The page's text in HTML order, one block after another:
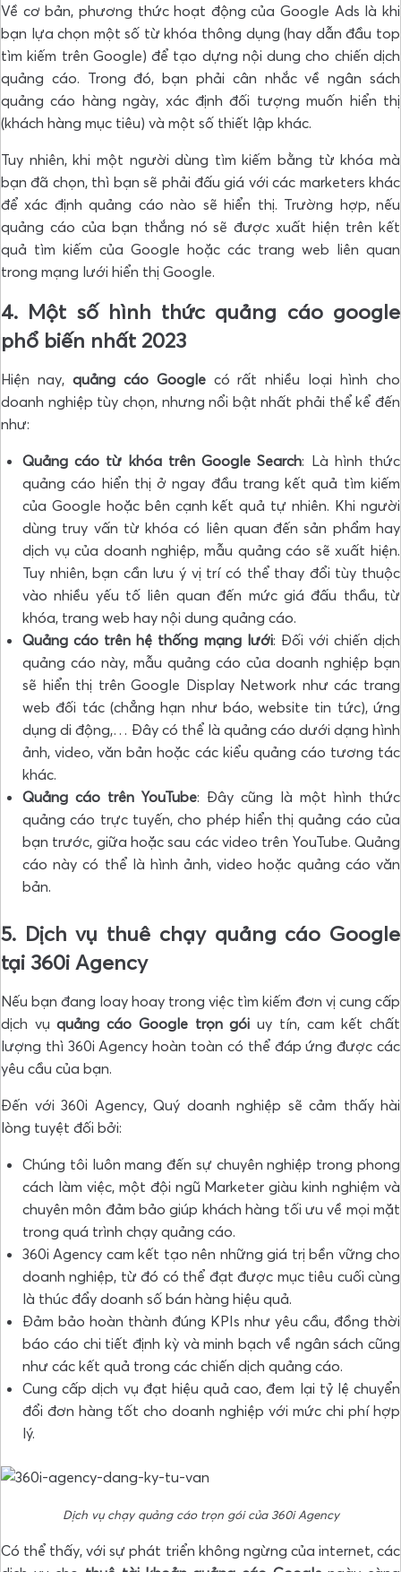
Về cơ bản, phương thức hoạt động của Google Ads là khi
bạn lựa chọn một số từ khóa thông dụng (hay dẫn đầu top
tìm kiếm trên Google) để tạo dựng nội dung cho chiến dịch
quảng cáo. Trong đó, bạn phải cân nhắc về ngân sách
quảng cáo hàng ngày, xác định đối tượng muốn hiển thị
(khách hàng mục tiêu) và một số thiết lập khác.
Tuy nhiên, khi một người dùng tìm kiếm bằng từ khóa mà
bạn đã chọn, thì bạn sẽ phải đấu giá với các marketers khác
để xác định quảng cáo nào sẽ hiển thị. Trường hợp, nếu
quảng cáo của bạn thắng nó sẽ được xuất hiện trên kết
quả tìm kiếm của Google hoặc các trang web liên quan
trong mạng lưới hiển thị Google.
4. Một số hình thức quảng cáo google
phổ biến nhất 2023
Hiện nay, quảng cáo Googlecó rất nhiều loại hình cho
doanh nghiệp tùy chọn, nhưng nổi bật nhất phải thể kể đến
như:
Quảng cáo từ khóa trên Google Search: Là hình thức
quảng cáo hiển thị ở ngay đầu trang kết quả tìm kiếm
của Google hoặc bên cạnh kết quả tự nhiên. Khi người
dùng truy vấn từ khóa có liên quan đến sản phẩm hay
dịch vụ của doanh nghiệp, mẫu quảng cáo sẽ xuất hiện.
Tuy nhiên, bạn cần lưu ý vị trí có thể thay đổi tùy thuộc
vào nhiều yếu tố liên quan đến mức giá đấu thầu, từ
khóa, trang web hay nội dung quảng cáo.
Quảng cáo trên hệ thống mạng lưới: Đối với chiến dịch
quảng cáo này, mẫu quảng cáo của doanh nghiệp bạn
sẽ hiển thị trên Google Display Network như các trang
web đối tác (chẳng hạn như báo, website tin tức), ứng
dụng di động,… Đây có thể là quảng cáo dưới dạng hình
ảnh, video, văn bản hoặc các kiểu quảng cáo tương tác
khác.
Quảng cáo trên YouTube: Đây cũng là một hình thức
quảng cáo trực tuyến, cho phép hiển thị quảng cáo của
bạn trước, giữa hoặc sau các video trên YouTube. Quảng
cáo này có thể là hình ảnh, video hoặc quảng cáo văn
bản.
5. Dịch vụ thuê chạy quảng cáo Google
tại 360i Agency
Nếu bạn đang loay hoay trong việc tìm kiếm đơn vị cung cấp
dịch vụquảng cáo Google trọn gói uy tín, cam kết chất
lượng thì 360i Agency hoàn toàn có thể đáp ứng được các
yêu cầu của bạn.
Đến với 360i Agency, Quý doanh nghiệp sẽ cảm thấy hài
lòng tuyệt đối bởi:
Chúng tôi luôn mang đến sự chuyên nghiệp trong phong
cách làm việc, một đội ngũ Marketer giàu kinh nghiệm và
chuyên môn đảm bảo giúp khách hàng tối ưu về mọi mặt
trong quá trình chạy quảng cáo.
360i Agency cam kết tạo nên những giá trị bền vững cho
doanh nghiệp, từ đó có thể đạt được mục tiêu cuối cùng
là thúc đẩy doanh số bán hàng hiệu quả.
Đảm bảo hoàn thành đúng KPIs như yêu cầu, đồng thời
báo cáo chi tiết định kỳ và minh bạch về ngân sách cũng
như các kết quả trong các chiến dịch quảng cáo.
Cung cấp dịch vụ đạt hiệu quả cao, đem lại tỷ lệ chuyển
đổi đơn hàng tốt cho doanh nghiệp với mức chi phí hợp
lý.
Dịch vụ chạy quảng cáo trọn gói của 360i Agency
Có thể thấy, với sự phát triển không ngừng của internet, các